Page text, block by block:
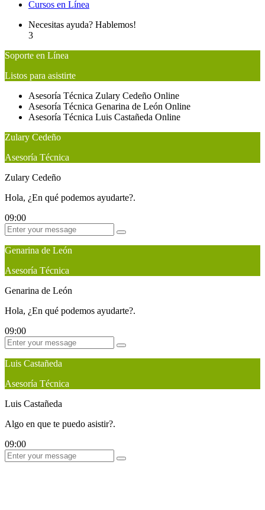
Cursos en Línea
Necesitas ayuda? Hablemos!
3
Soporte en Línea
Listos para asistirte
Asesoría Técnica Zulary Cedeño Online
Asesoría Técnica Genarina de León Online
Asesoría Técnica Luis Castañeda Online
Zulary Cedeño
Asesoría Técnica
Zulary Cedeño
Hola, ¿En qué podemos ayudarte?.
09:00
Genarina de León
Asesoría Técnica
Genarina de León
Hola, ¿En qué podemos ayudarte?.
09:00
Luis Castañeda
Asesoría Técnica
Luis Castañeda
Algo en que te puedo asistir?.
09:00